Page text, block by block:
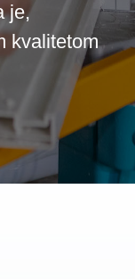
je,
kvalitetom